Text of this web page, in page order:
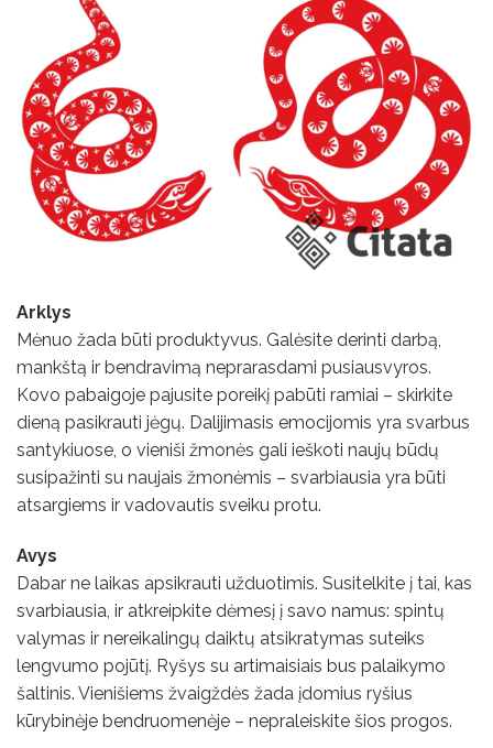
Arklys
Mėnuo žada būti produktyvus. Galėsite derinti darbą,
mankštą ir bendravimą neprarasdami pusiausvyros.
Kovo pabaigoje pajusite poreikį pabūti ramiai – skirkite
dieną pasikrauti jėgų. Dalijimasis emocijomis yra svarbus
santykiuose, o vieniši žmonės gali ieškoti naujų būdų
susipažinti su naujais žmonėmis – svarbiausia yra būti
atsargiems ir vadovautis sveiku protu.
Avys
Dabar ne laikas apsikrauti užduotimis. Susitelkite į tai, kas
svarbiausia, ir atkreipkite dėmesį į savo namus: spintų
valymas ir nereikalingų daiktų atsikratymas suteiks
lengvumo pojūtį. Ryšys su artimaisiais bus palaikymo
šaltinis. Vienišiems žvaigždės žada įdomius ryšius
kūrybinėje bendruomenėje – nepraleiskite šios progos.